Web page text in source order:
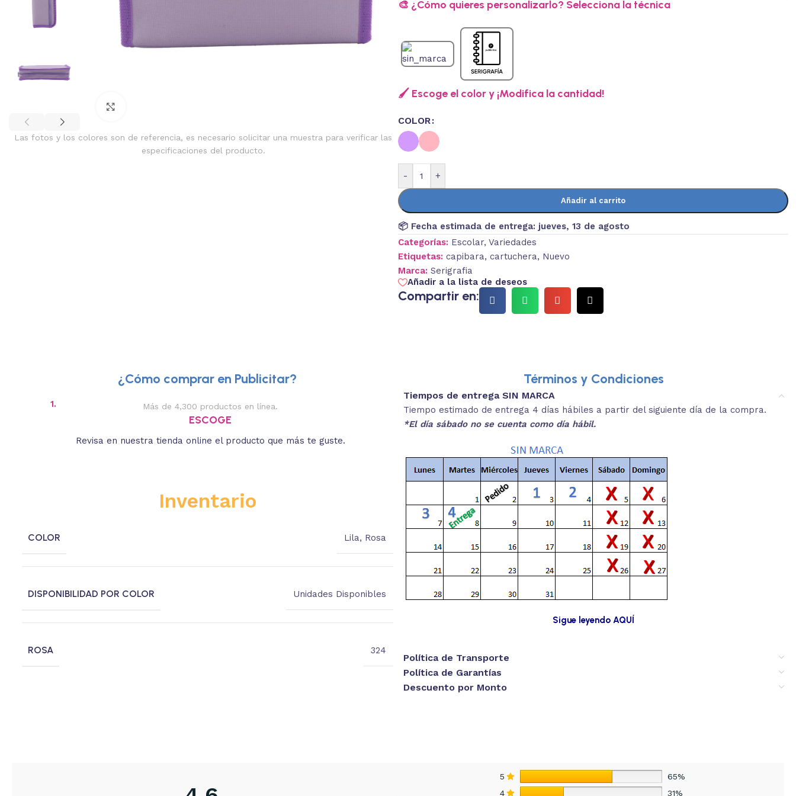
Las fotos y los colores son de referencia, es necesario solicitar una muestra para verificar las
especificaciones del producto.
🎨 ¿Cómo quieres personalizarlo? Selecciona la técnica
🖌️ Escoge el color y ¡Modifica la cantidad!
COLOR
- +
Añadir al carrito
📦 Fecha estimada de entrega: jueves, 13 de agosto
Categorías: Escolar, Variedades
Etiquetas: capibara, cartuchera, Nuevo
Marca: Serigrafia
Añadir a la lista de deseos
Compartir en:
¿Cómo comprar en Publicitar?
1. Más de 4,300 productos en línea.
ESCOGE
Revisa en nuestra tienda online el producto que más te guste.
Descripciones breves y medidas aproximadas.
REVISA
estás buscando.
3.
Inventario
COLOR Lila, Rosa
DISPONIBILIDAD POR COLOR Unidades Disponibles
ROSA 324
Términos y Condiciones
Tiempos de entrega SIN MARCA
Tiempo estimado de entrega 4 días hábiles a partir del siguiente día de la compra.
*El día sábado no se cuenta como día hábil.
Sigue leyendo AQUÍ
Política de Transporte
Política de Garantías
Descuento por Monto
5
65%
4
31%